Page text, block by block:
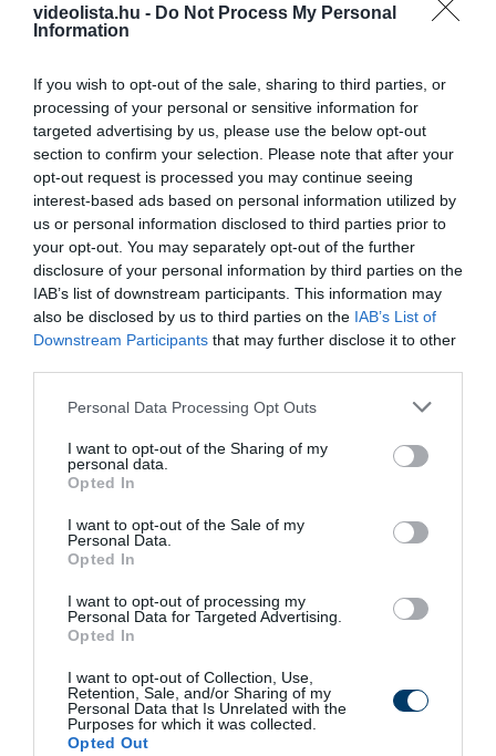
videolista.hu - Do Not Process My Personal
Information
If you wish to opt-out of the sale, sharing to third parties, or
processing of your personal or sensitive information for
targeted advertising by us, please use the below opt-out
section to confirm your selection. Please note that after your
opt-out request is processed you may continue seeing
interest-based ads based on personal information utilized by
us or personal information disclosed to third parties prior to
your opt-out. You may separately opt-out of the further
disclosure of your personal information by third parties on the
IAB’s list of downstream participants. This information may
also be disclosed by us to third parties on the IAB’s List of
Downstream Participants that may further disclose it to other
Please note that this website/app uses one or more Google
not limited to your visit or usage behaviour. You may click to
grant or deny consent to Google and its third-party tags to
use your data for below specified purposes in below Google
consent section.
Personal Data Processing Opt Outs
I want to opt-out of the Sharing of my
personal data.
Opted In
I want to opt-out of the Sale of my
Personal Data.
Opted In
I want to opt-out of processing my
Personal Data for Targeted Advertising.
Opted In
I want to opt-out of Collection, Use,
Retention, Sale, and/or Sharing of my
Personal Data that Is Unrelated with the
Purposes for which it was collected.
Opted Out
This Simple Trick Removes All Parasites From
Your Body!
More
10 h 50 min
One Teaspoon And All The Worms In The Body
Die Instantly
1 h 18 min